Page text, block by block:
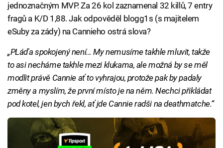
jednoznačným MVP. Za 26 kol zaznamenal 32 killů, 7 entry
fragů a K/D 1,88. Jak odpověděl blogg1s (s majitelem
eSuby za zády) na Cannieho ostrá slova?
„PLáďa spokojený není... My nemusíme takhle mluvit, takže
to asi necháme takhle mezi klukama, ale možná by se měl
modlit právě Cannie ať to vyhrajou, protože pak by padaly
změny a myslím, že první místo je na něm. Nechci přikládat
pod kotel, jen bych řekl, ať jde Cannie radši na deathmatche.“